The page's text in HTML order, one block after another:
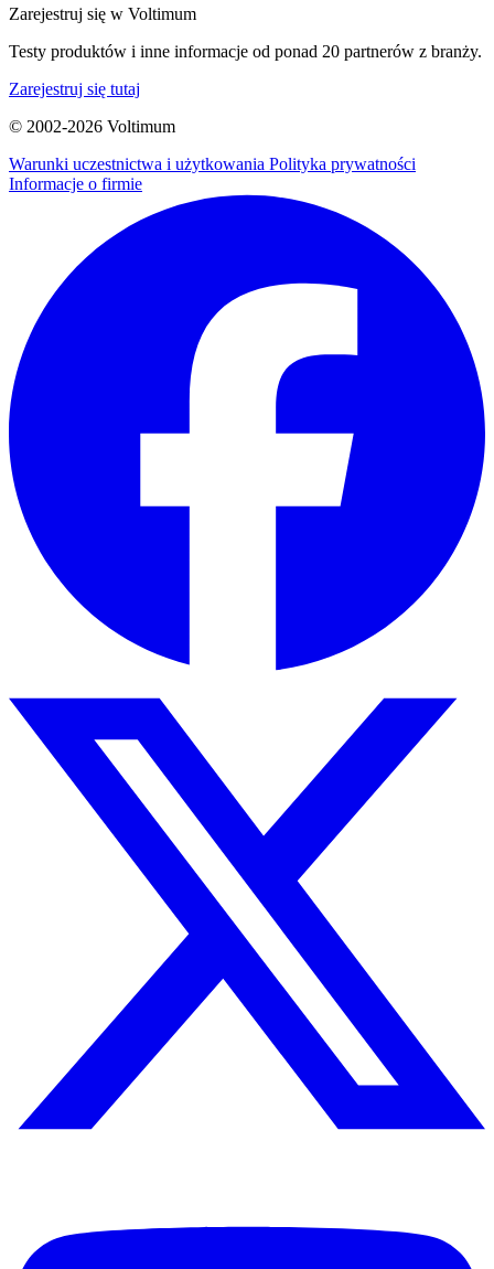
Zarejestruj się w Voltimum
Testy produktów i inne informacje od ponad 20 partnerów z branży.
Zarejestruj się tutaj
© 2002-2026 Voltimum
Warunki uczestnictwa i użytkowania Polityka prywatności
Informacje o firmie